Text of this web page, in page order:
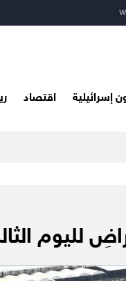
إسرائيلية اقتصاد
لليوم